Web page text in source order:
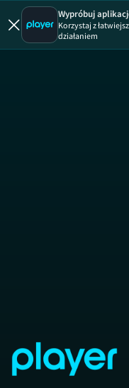
Wypróbuj
Korzystaj z
działaniem